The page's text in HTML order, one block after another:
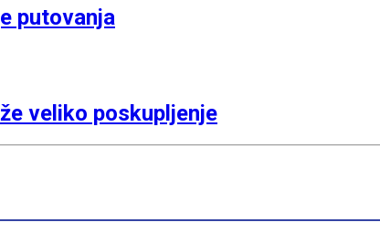
putovanja
veliko poskupljenje